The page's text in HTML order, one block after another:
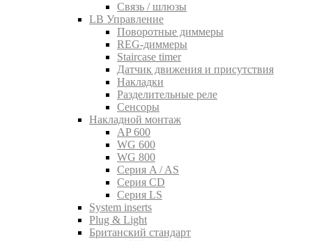
Связь / шлюзы
LB Управление
Поворотные диммеры
REG-диммеры
Staircase timer
Датчик движения и присутствия
Накладки
Разделительные реле
Сенсоры
Накладной монтаж
AP 600
WG 600
WG 800
Серия A / AS
Серия CD
Серия LS
System inserts
Plug & Light
Британский стандарт